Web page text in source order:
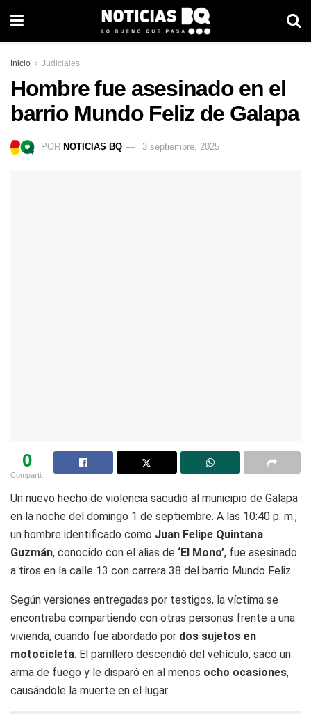
Inicio Judiciales
Hombre fue asesinado en el
barrio Mundo Feliz de Galapa
POR NOTICIAS BQ 3 septiembre, 2025
0
Compartit
Un nuevo hecho de violencia sacudió al municipio de Galapa
en la noche del domingo 1 de septiembre. A las 10:40 p. m.,
un hombre identificado como Juan Felipe Quintana
Guzmán, conocido con el alias de ‘El Mono’, fue asesinado
a tiros en la calle 13 con carrera 38 del barrio Mundo Feliz.
Según versiones entregadas por testigos, la víctima se
encontraba compartiendo con otras personas frente a una
vivienda, cuando fue abordado por dos sujetos en
motocicleta. El parrillero descendió del vehículo, sacó un
arma de fuego y le disparó en al menos ocho ocasiones,
causándole la muerte en el lugar.